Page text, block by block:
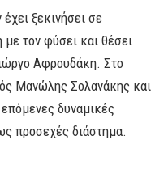
ξεκινήσει σε
με τον φύσει και θέσει
Αφρουδάκη. Στο
Μανώλης Σολανάκης και
δυναμικές
προσεχές διάστημα.